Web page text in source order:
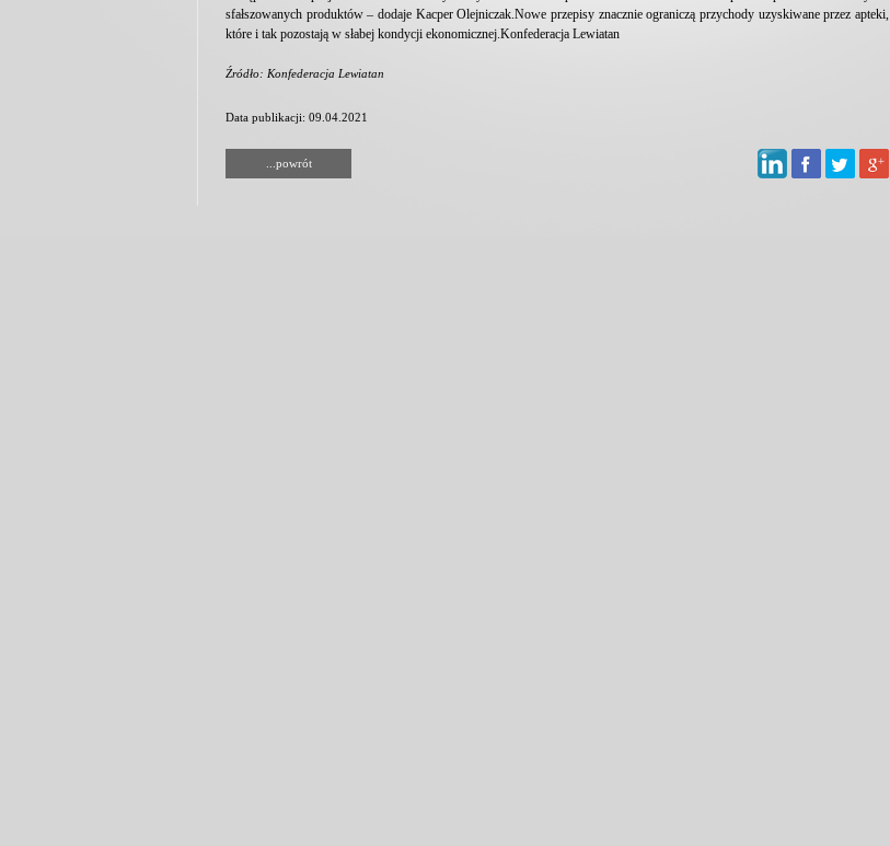
sfałszowanych produktów – dodaje Kacper Olejniczak.Nowe przepisy znacznie ograniczą przychody uzyskiwane przez apteki,
które i tak pozostają w słabej kondycji ekonomicznej.Konfederacja Lewiatan
Źródło: Konfederacja Lewiatan
Data publikacji: 09.04.2021
...powrót